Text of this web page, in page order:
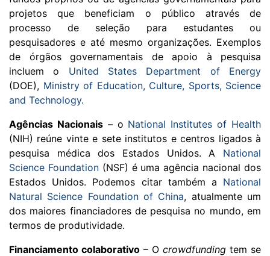
projetos que beneficiam o público através de
processo de seleção para estudantes ou
pesquisadores e até mesmo organizações. Exemplos
de órgãos governamentais de apoio à pesquisa
incluem o United States Department of Energy
(DOE), Ministry of Education, Culture, Sports, Science
and Technology.
Agências Nacionais– o National Institutes of Health
(NIH) reúne vinte e sete institutos e centros ligados à
pesquisa médica dos Estados Unidos. A National
Science Foundation(NSF) é uma agência nacional dos
Estados Unidos. Podemos citar também a National
Natural Science Foundation of China, atualmente um
dos maiores financiadores de pesquisa no mundo, em
termos de produtividade.
Financiamento colaborativo – O crowdfunding tem se